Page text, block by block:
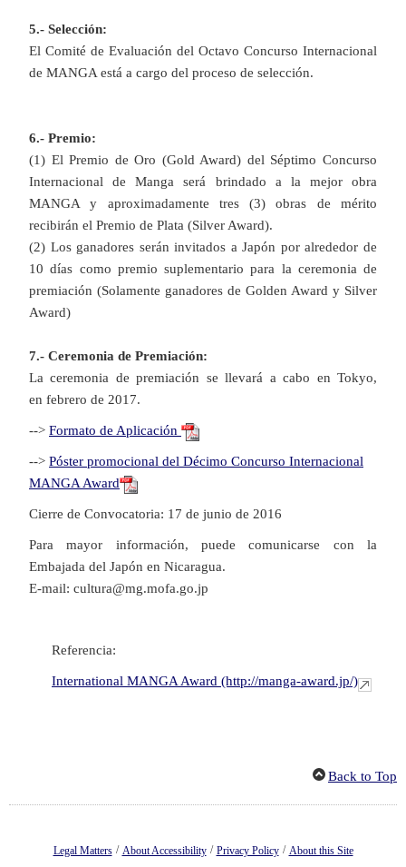
5.- Selección:
El Comité de Evaluación del Octavo Concurso Internacional
de MANGA está a cargo del proceso de selección.
6.- Premio:
(1) El Premio de Oro (Gold Award) del Séptimo Concurso
Internacional de Manga será brindado a la mejor obra
MANGA y aproximadamente tres (3) obras de mérito
recibirán el Premio de Plata (Silver Award).
(2) Los ganadores serán invitados a Japón por alrededor de
10 días como premio suplementario para la ceremonia de
premiación (Solamente ganadores de Golden Award y Silver
Award)
7.- Ceremonia de Premiación:
La ceremonia de premiación se llevará a cabo en Tokyo,
en febrero de 2017.
--> Formato de Aplicación
--> Póster promocional del Décimo Concurso Internacional
MANGA Award
Cierre de Convocatoria: 17 de junio de 2016
Para mayor información, puede comunicarse con la
Embajada del Japón en Nicaragua.
E-mail: cultura@mg.mofa.go.jp
Referencia:
International MANGA Award (http://manga-award.jp/)
Back to Top
Legal Matters / About Accessibility / Privacy Policy / About this Site